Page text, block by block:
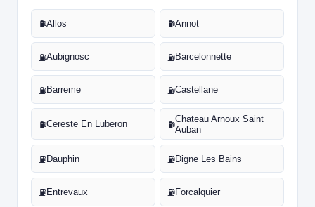
⛽Allos ⛽Annot
⛽Aubignosc ⛽Barcelonnette
⛽Barreme ⛽Castellane
⛽Cereste En Luberon ⛽
Chateau Arnoux Saint
Auban
⛽Dauphin ⛽Digne Les Bains
⛽Entrevaux ⛽Forcalquier